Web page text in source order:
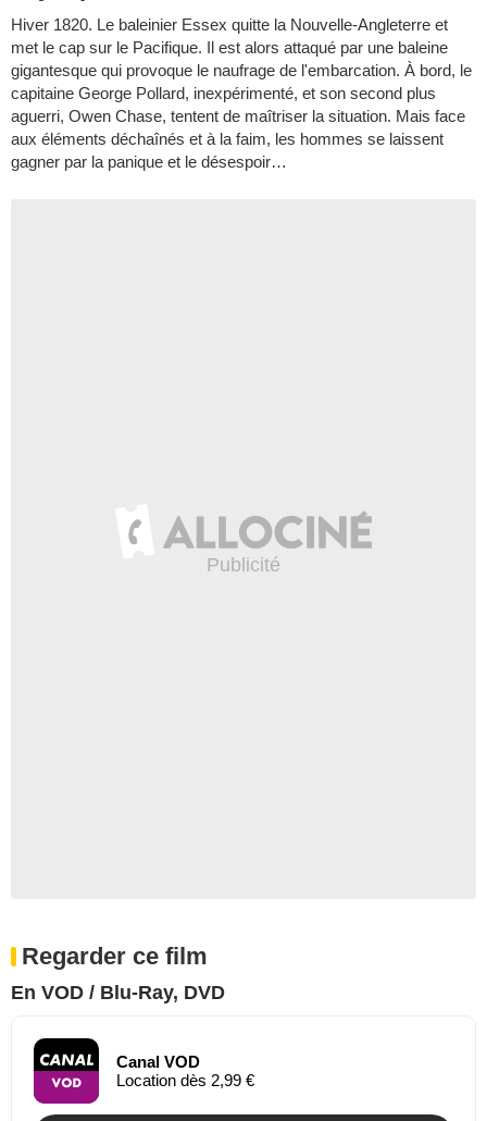
Hiver 1820. Le baleinier Essex quitte la Nouvelle-Angleterre et
met le cap sur le Pacifique. Il est alors attaqué par une baleine
gigantesque qui provoque le naufrage de l'embarcation. À bord, le
capitaine George Pollard, inexpérimenté, et son second plus
aguerri, Owen Chase, tentent de maîtriser la situation. Mais face
aux éléments déchaînés et à la faim, les hommes se laissent
gagner par la panique et le désespoir…
Regarder ce film
En VOD / Blu-Ray, DVD
Canal VOD
Location dès 2,99 €